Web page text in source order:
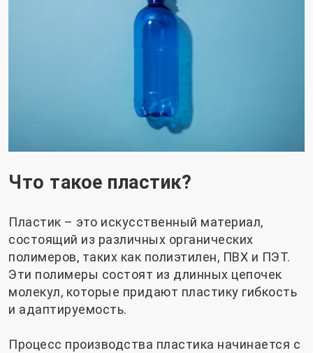
Что такое пластик?
Пластик – это искусственный материал,
состоящий из различных органических
полимеров, таких как полиэтилен, ПВХ и ПЭТ.
Эти полимеры состоят из длинных цепочек
молекул, которые придают пластику гибкость
и адаптируемость.
Процесс производства пластика начинается с